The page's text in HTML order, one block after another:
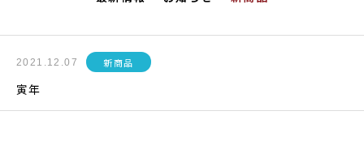
2021.12.07 新商品
寅年